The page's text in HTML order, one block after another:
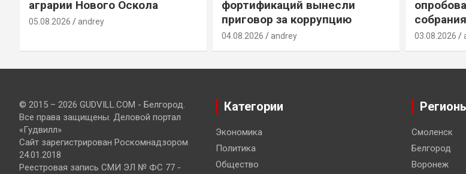
аграрии Нового Оскола
05.08.2026 andrey
фортификаций вынесли
приговор за коррупцию
04.08.2026 andrey 03.08.2026
© 2015 – 2026 GUDVILL.COM - Белгород.
Все права защищены. Деловой портал
«Гудвилл»
Сайт зарегистрирован Роскомнадзором
24.01.2018
Реестровая запись СМИ ЭЛ № ФС 77 -
Категории
Экономика
Политика
Общество
Смоленск
Белгород
Воронеж